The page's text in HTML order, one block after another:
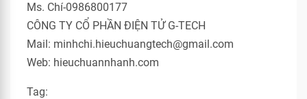
Ms. Chí-0986800177
CÔNG TY CỔ PHẦN ĐIỆN TỬ G-TECH
Mail: minhchi.hieuchuangtech@gmail.com
Web: hieuchuannhanh.com
Tag: